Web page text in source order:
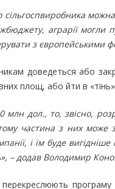
аграрії могли
з європейськими
доведеться або
площ, або йти в
млн дол., то, звісно,
частина з них може
і їм буде
– додав Володимир